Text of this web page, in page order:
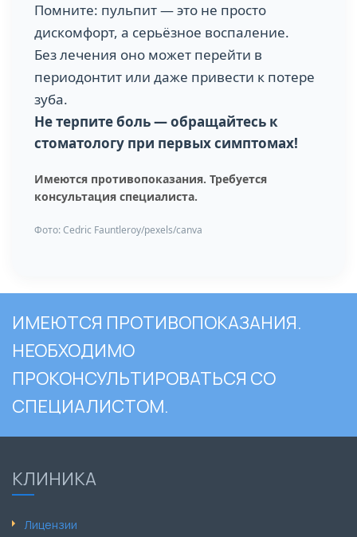
Помните: пульпит — это не просто
дискомфорт, а серьёзное воспаление.
Без лечения оно может перейти в
периодонтит или даже привести к потере
зуба.
Не терпите боль — обращайтесь к
стоматологу при первых симптомах!
Имеются противопоказания. Требуется
консультация специалиста.
Фото: Cedric Fauntleroy/pexels/canva
ИМЕЮТСЯ ПРОТИВОПОКАЗАНИЯ.
НЕОБХОДИМО
ПРОКОНСУЛЬТИРОВАТЬСЯ СО
СПЕЦИАЛИСТОМ.
КЛИНИКА
Лицензии